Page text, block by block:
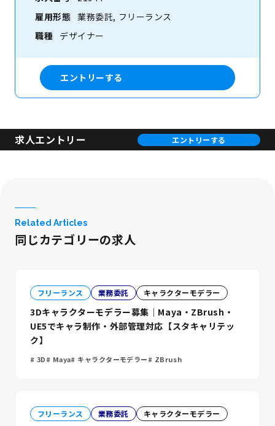
雇用形態 業務委託, フリーランス
職種
デザイナー
エントリーする
求人エントリー エントリーする
Related Articles
同じカテゴリーの求人
フリーランス 業務委託 キャラクターモデラー
3Dキャラクターモデラー募集｜Maya・ZBrush・
UE5でキャラ制作・外部管理対応【スタキャリテッ
ク】
3D Maya キャラクターモデラー ZBrush
フリーランス 業務委託 キャラクターモデラー